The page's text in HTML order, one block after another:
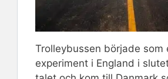
Trolleybussen började som
experiment i England i